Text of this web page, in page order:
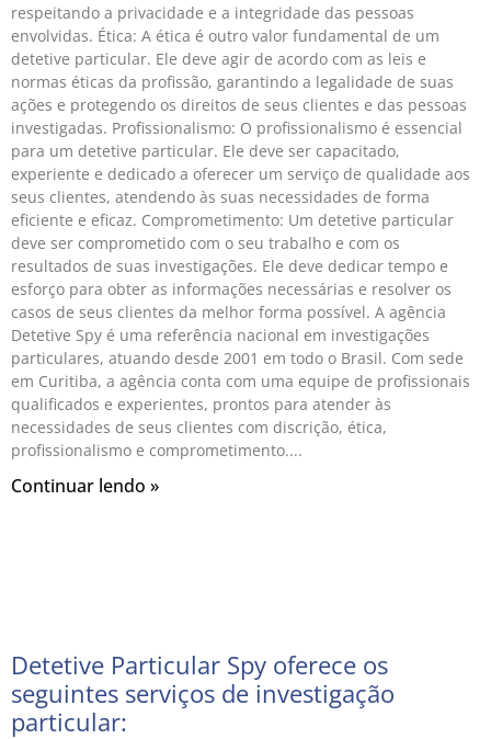
respeitando a privacidade e a integridade das pessoas
envolvidas. Ética: A ética é outro valor fundamental de um
detetive particular. Ele deve agir de acordo com as leis e
normas éticas da profissão, garantindo a legalidade de suas
ações e protegendo os direitos de seus clientes e das pessoas
investigadas. Profissionalismo: O profissionalismo é essencial
para um detetive particular. Ele deve ser capacitado,
experiente e dedicado a oferecer um serviço de qualidade aos
seus clientes, atendendo às suas necessidades de forma
eficiente e eficaz. Comprometimento: Um detetive particular
deve ser comprometido com o seu trabalho e com os
resultados de suas investigações. Ele deve dedicar tempo e
esforço para obter as informações necessárias e resolver os
casos de seus clientes da melhor forma possível. A agência
Detetive Spy é uma referência nacional em investigações
particulares, atuando desde 2001 em todo o Brasil. Com sede
em Curitiba, a agência conta com uma equipe de profissionais
qualificados e experientes, prontos para atender às
necessidades de seus clientes com discrição, ética,
profissionalismo e comprometimento.
Continuar lendo »
Detetive Particular Spy oferece os
seguintes serviços de investigação
particular: